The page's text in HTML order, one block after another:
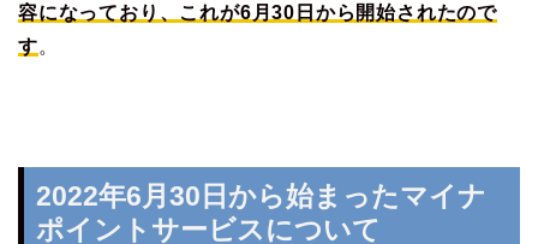
容になっており、これが6月30日から開始されたので
す。
2022年6月30日から始まったマイナ
ポイントサービスについて